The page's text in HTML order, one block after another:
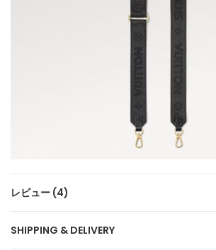
レビュー (4)
SHIPPING & DELIVERY